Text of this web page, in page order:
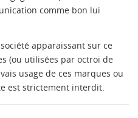
comme bon lui
apparaissant sur ce
(ou utilisées par octroi de
usage de ces marques ou
est strictement interdit.
Créer une liste d'envies
Connexion